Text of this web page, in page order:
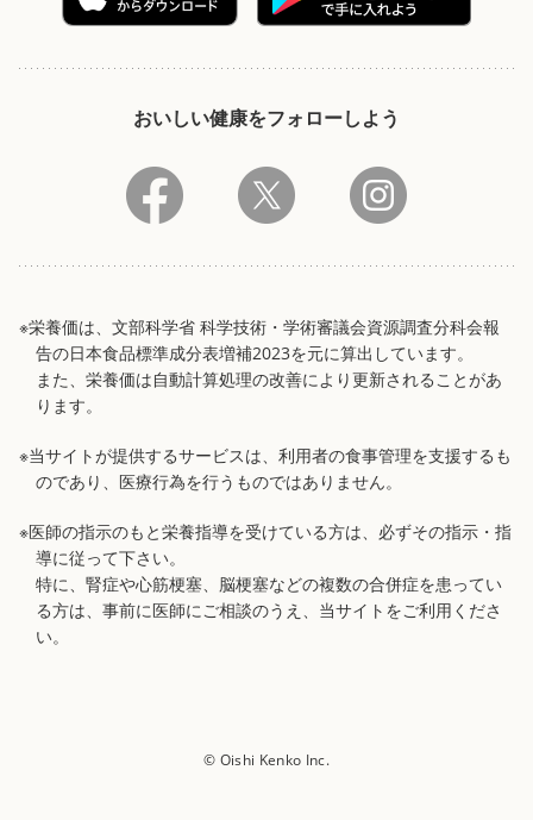
おいしい健康をフォローしよう
※栄養価は、文部科学省 科学技術・学術審議会資源調査分科会報
告の日本食品標準成分表増補2023を元に算出しています。
また、栄養価は自動計算処理の改善により更新されることがあ
ります。
※当サイトが提供するサービスは、利用者の食事管理を支援するも
のであり、医療行為を行うものではありません。
※医師の指示のもと栄養指導を受けている方は、必ずその指示・指
導に従って下さい。
特に、腎症や心筋梗塞、脳梗塞などの複数の合併症を患ってい
る方は、事前に医師にご相談のうえ、当サイトをご利用くださ
い。
© Oishi Kenko Inc.